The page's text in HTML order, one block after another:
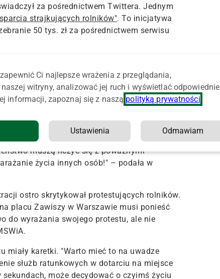
za pośrednictwem Twittera. Jednym
strajkujących rolników". To inicjatywa
50 tys. zł za pośrednictwem serwisu
grzeczne przejścia ulicami Warszawy,
polityków, którzy mają nas za gorszą część
blisko 34 tys. zł, a więc do zaplanowanych
nie wiadomo.
Warszawie utrudniając codzienne życie
muszą liczyć się z poważnymi
życia innych osób!" – podała w
ostro skrytykował protestujących rolników.
placu Zawiszy w Warszawie musi ponieść
do wyrażania swojego protestu, ale nie
miały karetki. "Warto mieć to na uwadze
służb ratunkowych w dotarciu na miejsce
może decydować o czyimś życiu
Ci najlepsze wrażenia z przeglądania,
witryny, analizować jej ruch i wyświetlać odpowiednie
informacji, zapoznaj się z naszą polityką prywatności
Ustawienia Odmawiam